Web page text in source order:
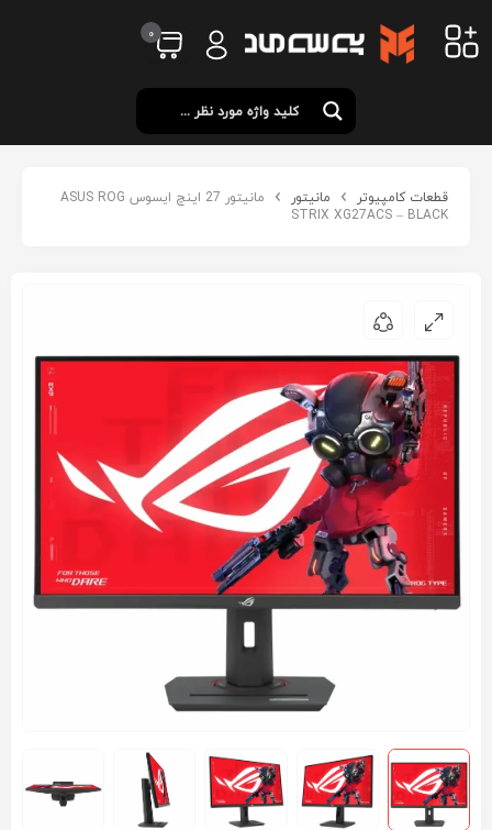
0
قطعات کامپیوتر مانیتور
مانیتور 27 اینچ ایسوس ASUS ROG
STRIX XG27ACS – BLACK